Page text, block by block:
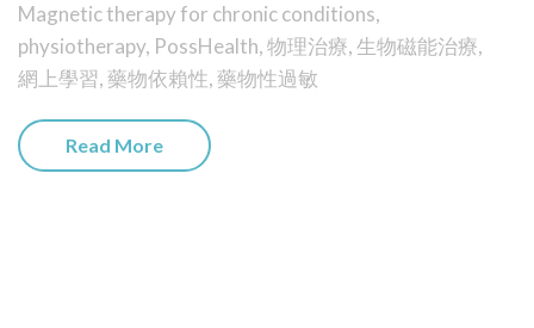
Magnetic therapy for chronic conditions,
physiotherapy, PossHealth,物理治療, 生物磁能治療,
網上學習,藥物依賴性,藥物性過敏
Read More